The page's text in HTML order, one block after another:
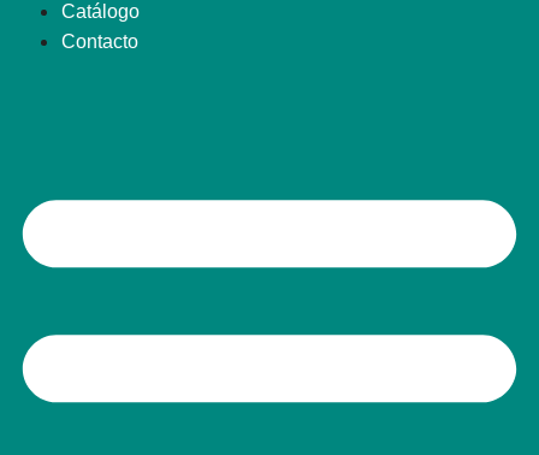
Catálogo
Contacto